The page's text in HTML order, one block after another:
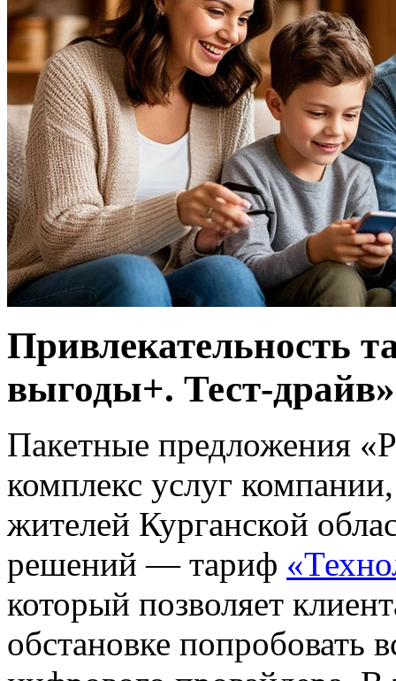
Привлекательность
выгоды+. Тест-
Пакетные предложения
комплекс услуг
жителей Курганской
решений — тариф
который позволяет
обстановке попробовать